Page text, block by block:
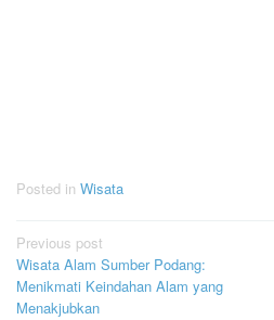
Posted in Wisata
Post
navigation
Previous post
Wisata Alam Sumber Podang:
Menikmati Keindahan Alam yang
Menakjubkan